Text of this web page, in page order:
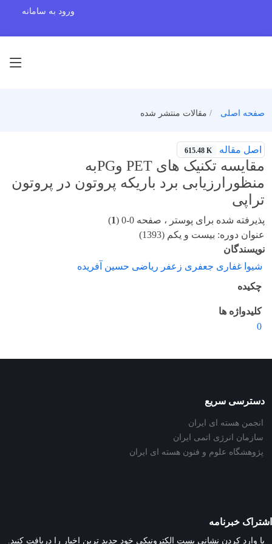
ورود به سامانه
صفحه اصلی مقالات منتشر شده
اصل مقاله 615.48 K
مقایسه تکنیک های PET وPGبه
منظورارزیابی برد باریکه پروتون در پروتون
تراپی
پذیرفته شده برای پوستر ، صفحه 0-0 ( 1
)
عنوان دوره: بیست و یکم (1393)
نویسندگان
شیوا غفاری جعفری زعفر ریاضی حسین آفریده
چکیده
کلیدواژه ها
0
دسترسی سریع
انجمن هسته ای ایران
سازمان انرژی اتمی ایران
پژوهشگاه علوم و فنون هسته ای ایران
اشتراک خبرنامه
با وارد کردن نشانی پست الکترونیکی خود جدید ترین اخبار را دریافت کنید.